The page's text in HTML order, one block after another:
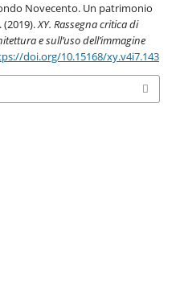
Novecento. Un patrimonio
(2019).XY. Rassegna critica di
e sull’uso dell’immagine
doi.org/10.15168/xy.v4i7.143